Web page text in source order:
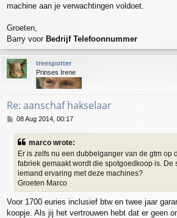
machine aan je verwachtingen voldoet.
Groeten,
Barry voor Bedrijf Telefoonnummer
treespotter
Prinses Irene
Re: aanschaf hakselaar
P
s
08 Aug 2014, 00:17
marco wrote:
Er is zelfs nu een dubbelganger van de gtm op
fabriek gemaakt wordt die spotgoedkoop is. De
iemand ervaring met deze machines?
Groeten Marco
Voor 1700 euries inclusief btw en twee jaar
koopje. Als jij het vertrouwen hebt dat er geen